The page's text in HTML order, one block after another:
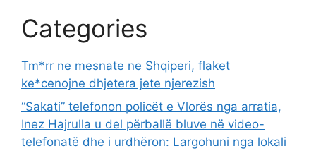
Categories
Tm*rr ne mesnate ne Shqiperi, flaket
ke*cenojne dhjetera jete njerezish
“Sakati” telefonon policët e Vlorës nga arratia,
Inez Hajrulla u del përballë bluve në video-
telefonatë dhe i urdhëron: Largohuni nga lokali